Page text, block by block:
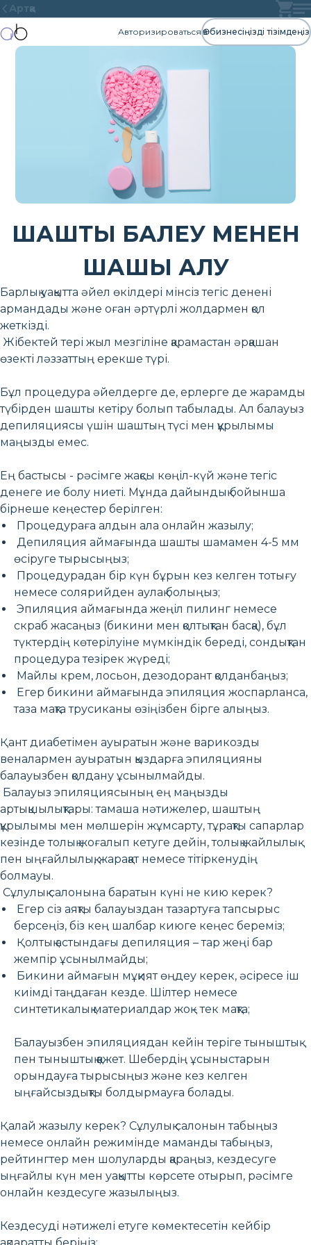
Артқа
Авторизироваться Өз бизнесіңізді тізімдеңіз
ШАШТЫ БАЛЕУ МЕНЕН
ШАШЫ АЛУ
Барлық уақытта әйел өкілдері мінсіз тегіс денені
армандады және оған әртүрлі жолдармен қол
жеткізді.
Жібектей тері жыл мезгіліне қарамастан әрқашан
өзекті ләззаттың ерекше түрі.
Бұл процедура әйелдерге де, ерлерге де жарамды
түбірден шашты кетіру болып табылады. Ал балауыз
депиляциясы үшін шаштың түсі мен құрылымы
маңызды емес.
Ең бастысы - рәсімге жақсы көңіл-күй және тегіс
денеге ие болу ниеті. Мұнда дайындық бойынша
бірнеше кеңестер берілген:
Процедураға алдын ала онлайн жазылу;
Депиляция аймағында шашты шамамен 4-5 мм
өсіруге тырысыңыз;
Процедурадан бір күн бұрын кез келген тотығу
немесе солярийден аулақ болыңыз;
Эпиляция аймағында жеңіл пилинг немесе
скраб жасаңыз (бикини мен қолтықтан басқа), бұл
түктердің көтерілуіне мүмкіндік береді, сондықтан
процедура тезірек жүреді;
Майлы крем, лосьон, дезодорант қолданбаңыз;
Егер бикини аймағында эпиляция жоспарланса,
таза мақта трусиканы өзіңізбен бірге алыңыз.
Қант диабетімен ауыратын және варикозды
веналармен ауыратын қыздарға эпиляцияны
балауызбен қолдану ұсынылмайды.
Балауыз эпиляциясының ең маңызды
артықшылықтары: тамаша нәтижелер, шаштың
құрылымы мен мөлшерін жұмсарту, тұрақты сапарлар
кезінде толық жоғалып кетуге дейін, толық жайлылық
пен ыңғайлылық, жарақат немесе тітіркенудің
болмауы.
Сұлулық салонына баратын күні не кию керек?
Егер сіз аяқты балауыздан тазартуға тапсырыс
берсеңіз, біз кең шалбар киюге кеңес береміз;
Қолтық астындағы депиляция – тар жеңі бар
жемпір ұсынылмайды;
Бикини аймағын мұқият өңдеу керек, әсіресе іш
киімді таңдаған кезде. Шілтер немесе
синтетикалық материалдар жоқ - тек мақта;
Балауызбен эпиляциядан кейін теріге тыныштық
пен тыныштық қажет. Шебердің ұсыныстарын
орындауға тырысыңыз және кез келген
ыңғайсыздықты болдырмауға болады.
Қалай жазылу керек? Сұлулық салонын табыңыз
немесе онлайн режимінде маманды табыңыз,
рейтингтер мен шолуларды қараңыз, кездесуге
ыңғайлы күн мен уақытты көрсете отырып, рәсімге
онлайн кездесуге жазылыңыз.
Кездесуді нәтижелі етуге көмектесетін кейбір